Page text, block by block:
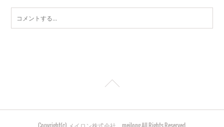
Copyright(c) メイロン株式会社 meilong All Rights Reserved.